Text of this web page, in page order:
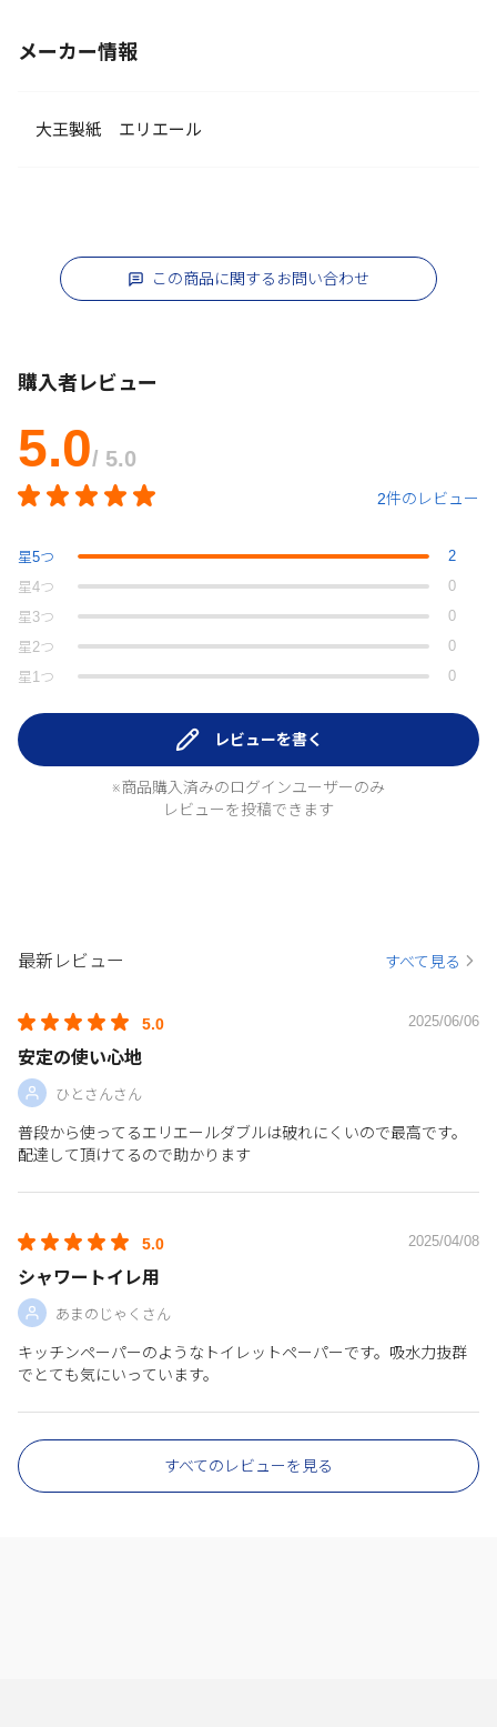
メーカー情報
大王製紙 エリエール
この商品に関するお問い合わせ
購入者レビュー
5.0/ 5.0
2件のレビュー
星5つ
2
星4つ
0
星 3つ
0
星 2つ
0
星 1つ 0
レビューを書く
※商品購入済みのログインユーザーのみ
レビューを投稿できます
最新レビュー すべて見る
5.0 2025/06/06
安定の使い心地
ひとさんさん
普段から使ってるエリエールダブルは破れにくいので最高です。
配達して頂けてるので助かります
5.0 2025/04/08
シャワートイレ用
あまのじゃくさん
キッチンペーパーのようなトイレットペーパーです。吸水力抜群
でとても気にいっています。
すべてのレビューを見る